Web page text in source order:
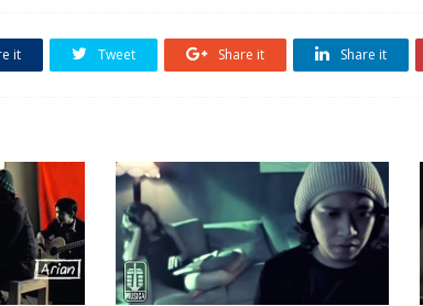
it Tweet Share it Share it